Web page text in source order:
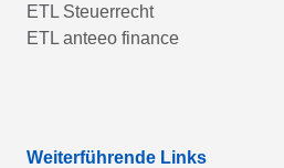
ETL Steuerrecht
ETL anteeo finance
Weiterführende Links